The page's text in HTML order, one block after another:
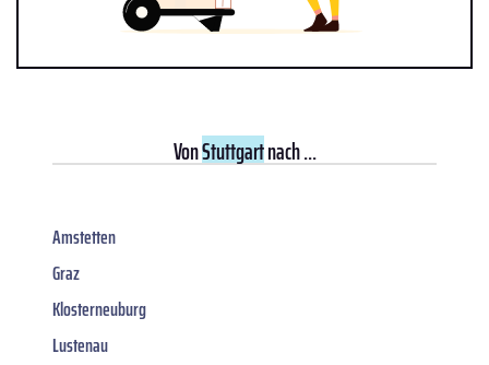
VonStuttgartnach ...
Amstetten
Graz
Klosterneuburg
Lustenau